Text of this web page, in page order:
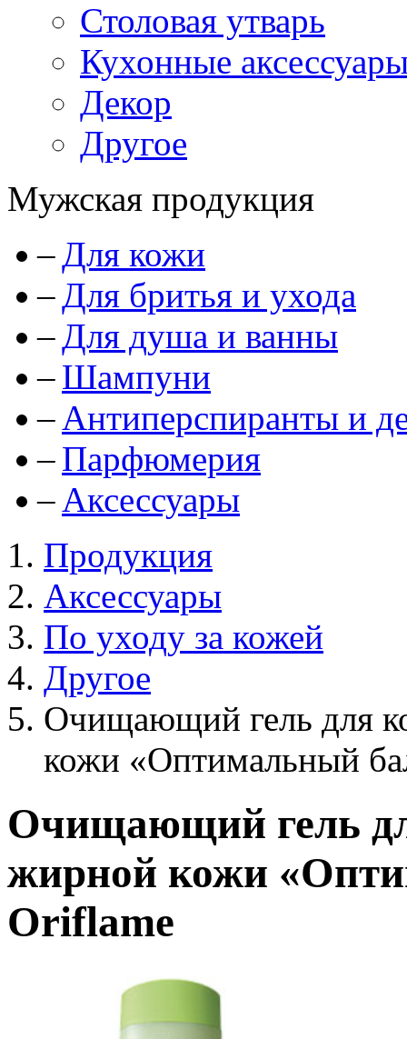
Столовая утварь
Кухонные
Декор
Другое
Мужская продукция
Для кожи
Для бритья и ухода
Для душа и ванны
Шампуни
Антиперспиранты и
Парфюмерия
Аксессуары
Продукция
Аксессуары
По уходу за кожей
Другое
Очищающий гель для
кожи «Оптимальный
Очищающий гель
жирной кожи
Oriflame